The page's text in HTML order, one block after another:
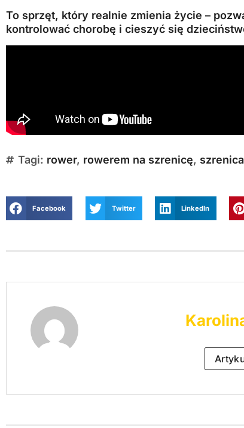
To sprzęt, który realnie zmienia życie –
kontrolować chorobę i cieszyć się
Tagi: rower, rowerem na szrenicę, szrenica
Facebook Twitter LinkedIn